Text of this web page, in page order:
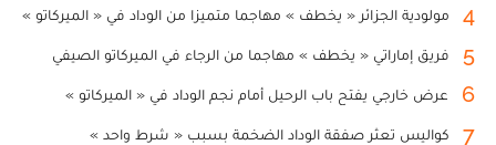
4 مولودية الجزائر « يخطف » مهاجما متميزا من الوداد في « الميركاتو »
5 فريق إماراتي « يخطف » مهاجما من الرجاء في الميركاتو الصيفي
6 عرض خارجي يفتح باب الرحيل أمام نجم الوداد في « الميركاتو »
7 كواليس تعثر صفقة الوداد الضخمة بسبب « شرط واحد »